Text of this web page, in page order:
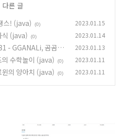
다른 글
스! (java)
(0) 2023.01.15
식 (java) (0) 2023.01.14
- GGANALi, 곰곰이
2023.01.13
수학놀이 (java) (0) 2023.01.11
의 양아치 (java) (0) 2023.01.11